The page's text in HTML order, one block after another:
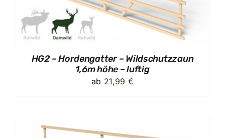
HG2 – Hordengatter – Wildschutzzaun
1,6m höhe – luftig
ab 21,99 €